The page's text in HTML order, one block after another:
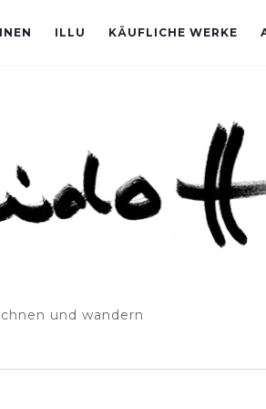
ILLU KÄUFLICHE WERKE
und wandern